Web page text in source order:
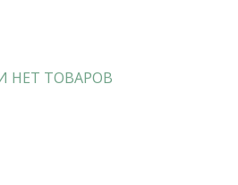
НЕТ ТОВАРОВ